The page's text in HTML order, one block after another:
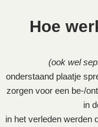
Hoe
(ook wel
onderstaand plaatje
zorgen voor een be-/
in
in het verleden werden